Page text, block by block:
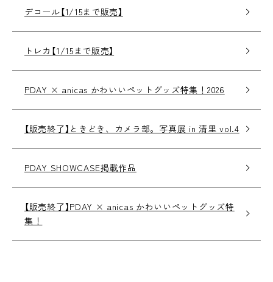
デコール【1/15まで販売】
トレカ【1/15まで販売】
PDAY × anicas かわいいペットグッズ特集！2026
【販売終了】ときどき、カメラ部。写真展 in 清里 vol.4
PDAY SHOWCASE掲載作品
【販売終了】PDAY × anicas かわいいペットグッズ特
集！